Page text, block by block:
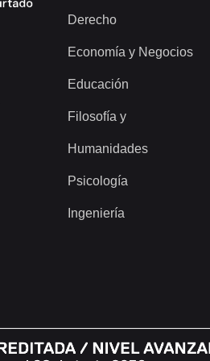
Derecho
Economía y Negocios
Educación
Filosofía y
Humanidades
Psicología
Ingeniería